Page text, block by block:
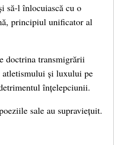
să-l înlocuiască cu o
principiul unificator al
doctrina transmigrării
atletismului și luxului pe
înțelepciunii.
sale au supraviețuit.